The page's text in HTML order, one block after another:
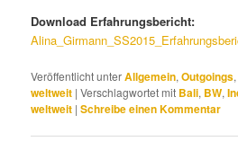
Download Erfahrungsbericht:
Veröffentlicht unterAllgemein,Outgoings
weltweit |Verschlagwortet mit Bali, BW,
weltweit |Schreibe einen Kommentar